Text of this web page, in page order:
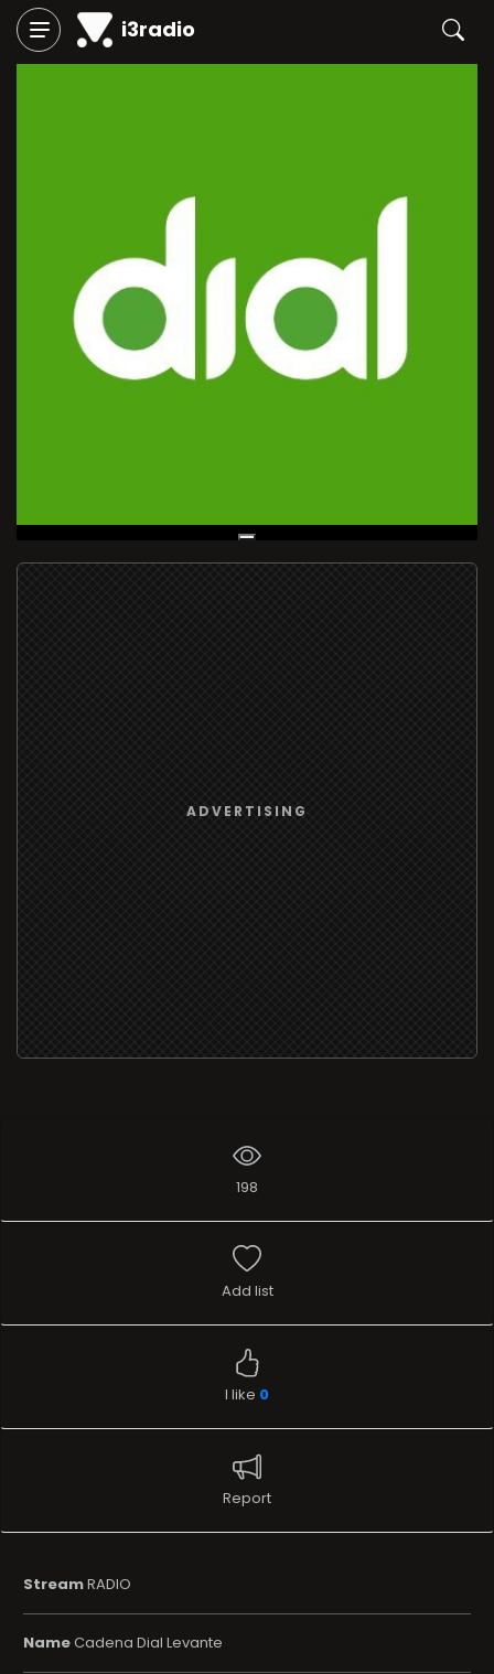
i3radio
Live Broadcast
ADVERTISING
198
Add list
I like 0
Report
StreamRADIO
NameCadena Dial Levante